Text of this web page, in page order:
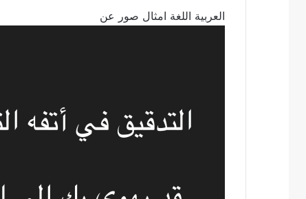
العربية اللغة امثال صور عن